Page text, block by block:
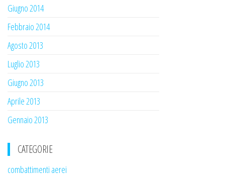
Giugno 2014
Febbraio 2014
Agosto 2013
Luglio 2013
Giugno 2013
Aprile 2013
Gennaio 2013
CATEGORIE
combattimenti aerei